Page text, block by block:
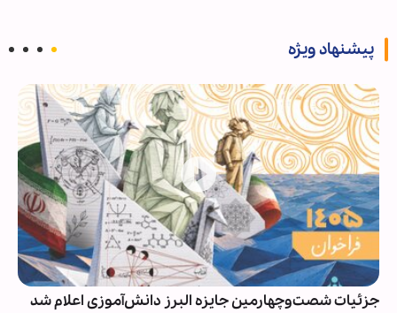
پیشنهاد ویژه
جزئیات شصت‌وچهارمین جایزه البرز دانش‌آموزی اعلام شد